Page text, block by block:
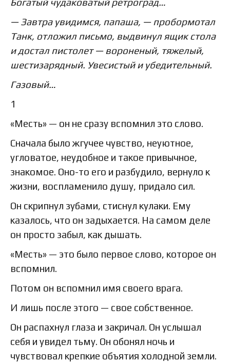
— Завтра увидимся, папаша, — пробормотал
Танк, отложил письмо, выдвинул ящик стола
и достал пистолет — вороненый, тяжелый,
шестизарядный. Увесистый и убедительный.
Газовый…
1
«Месть» — он не сразу вспомнил это слово.
Сначала было жгучее чувство, неуютное,
угловатое, неудобное и такое привычное,
знакомое. Оно-то его и разбудило, вернуло к
жизни, воспламенило душу, придало сил.
Он скрипнул зубами, стиснул кулаки. Ему
казалось, что он задыхается. На самом деле
он просто забыл, как дышать.
«Месть» — это было первое слово, которое он
вспомнил.
Потом он вспомнил имя своего врага.
И лишь после этого — свое собственное.
Он распахнул глаза и закричал. Он услышал
себя и увидел тьму. Он обонял ночь и
чувствовал крепкие объятия холодной земли.